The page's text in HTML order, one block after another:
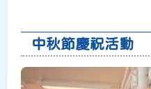
中秋節慶祝活動